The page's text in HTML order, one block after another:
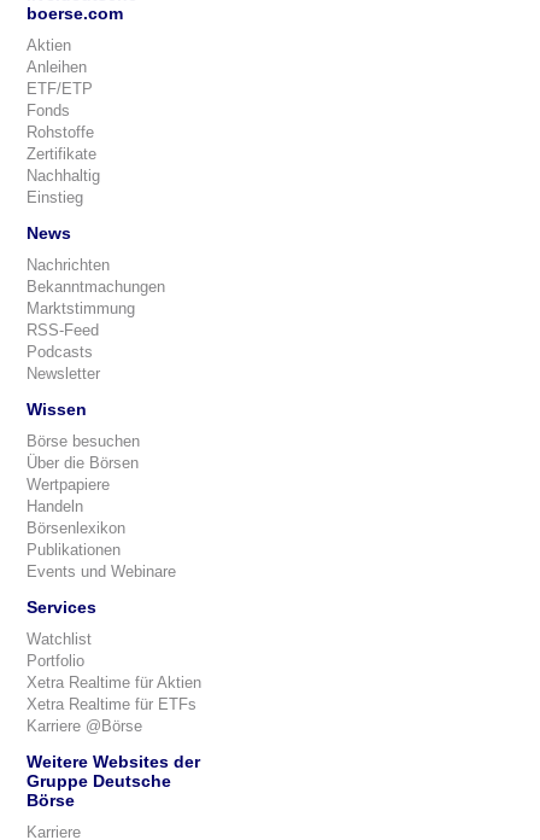
boerse.com
Aktien
Anleihen
ETF/ETP
Fonds
Rohstoffe
Zertifikate
Nachhaltig
Einstieg
News
Nachrichten
Bekanntmachungen
Marktstimmung
RSS-Feed
Podcasts
Newsletter
Wissen
Börse besuchen
Über die Börsen
Wertpapiere
Handeln
Börsenlexikon
Publikationen
Events und Webinare
Services
Watchlist
Portfolio
Xetra Realtime für Aktien
Xetra Realtime für ETFs
Karriere @Börse
Weitere Websites der
Gruppe Deutsche
Börse
Karriere